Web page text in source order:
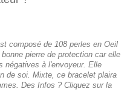
composé de 108 perles en Oeil
pierre de protection car elle
négatives à l'envoyeur. Elle
de soi. Mixte, ce bracelet plaira
Des Infos ? Cliquez sur la